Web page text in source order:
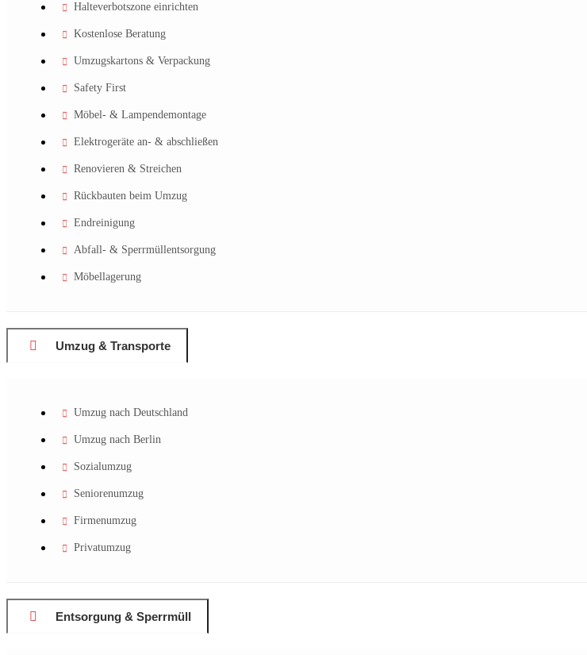
Halteverbotszone einrichten
Kostenlose Beratung
Umzugskartons & Verpackung
Safety First
Möbel- & Lampendemontage
Elektrogeräte an- & abschließen
Renovieren & Streichen
Rückbauten beim Umzug
Endreinigung
Abfall- & Sperrmüllentsorgung
Möbellagerung
Umzug & Transporte
Umzug nach Deutschland
Umzug nach Berlin
Sozialumzug
Seniorenumzug
Firmenumzug
Privatumzug
Entsorgung & Sperrmüll